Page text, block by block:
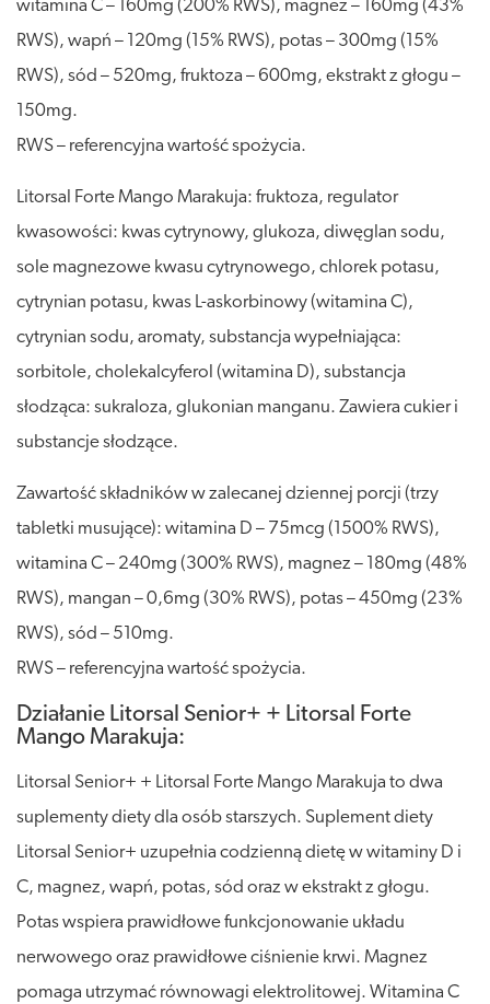
witamina C – 160mg (200% RWS), magnez – 160mg (43%
RWS), wapń – 120mg (15% RWS), potas – 300mg (15%
RWS), sód – 520mg, fruktoza – 600mg, ekstrakt z głogu –
150mg.
RWS – referencyjna wartość spożycia.
Litorsal Forte Mango Marakuja: fruktoza, regulator
kwasowości: kwas cytrynowy, glukoza, diwęglan sodu,
sole magnezowe kwasu cytrynowego, chlorek potasu,
cytrynian potasu, kwas L-askorbinowy (witamina C),
cytrynian sodu, aromaty, substancja wypełniająca:
sorbitole, cholekalcyferol (witamina D), substancja
słodząca: sukraloza, glukonian manganu. Zawiera cukier i
substancje słodzące.
Zawartość składników w zalecanej dziennej porcji (trzy
tabletki musujące): witamina D – 75mcg (1500% RWS),
witamina C – 240mg (300% RWS), magnez – 180mg (48%
RWS), mangan – 0,6mg (30% RWS), potas – 450mg (23%
RWS), sód – 510mg.
RWS – referencyjna wartość spożycia.
Działanie Litorsal Senior+ + Litorsal Forte
Mango Marakuja:
Litorsal Senior+ + Litorsal Forte Mango Marakuja to dwa
suplementy diety dla osób starszych. Suplement diety
Litorsal Senior+ uzupełnia codzienną dietę w witaminy D i
C, magnez, wapń, potas, sód oraz w ekstrakt z głogu.
Potas wspiera prawidłowe funkcjonowanie układu
nerwowego oraz prawidłowe ciśnienie krwi. Magnez
pomaga utrzymać równowagi elektrolitowej. Witamina C